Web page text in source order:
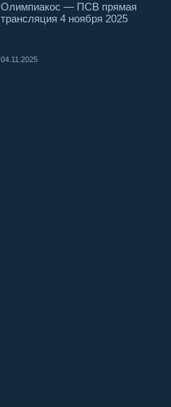
Олимпиакос — ПСВ прямая
трансляция 4 ноября 2025
04.11.2025